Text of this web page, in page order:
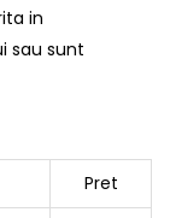
in
sau sunt
Pret